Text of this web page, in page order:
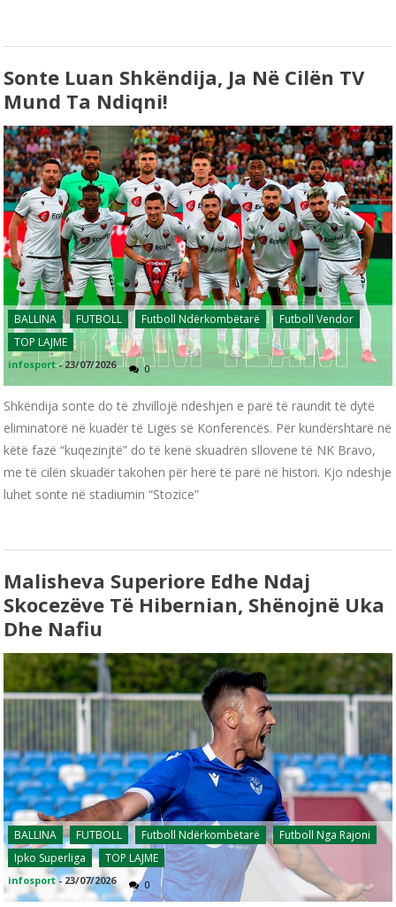
Sonte Luan Shkëndija, Ja Në Cilën TV
Mund Ta Ndiqni!
BALLINA FUTBOLL Futboll Ndërkombëtarë
Futboll Vendor
TOP LAJME
infosport -23/07/2026 0
Shkëndija sonte do të zhvillojë ndeshjen e parë të raundit të dytë
eliminatorë në kuadër të Ligës së Konferencës. Për kundërshtarë në
këtë fazë “kuqezinjtë” do të kenë skuadrën sllovene të NK Bravo,
me të cilën skuadër takohen për herë të parë në histori. Kjo ndeshje
luhet sonte në stadiumin “Stozice”
Malisheva Superiore Edhe Ndaj
Skocezëve Të Hibernian, Shënojnë Uka
Dhe Nafiu
BALLINA FUTBOLL Futboll Ndërkombëtarë
Futboll Nga Rajoni
Ipko Superliga
TOP LAJME
infosport -23/07/2026 0